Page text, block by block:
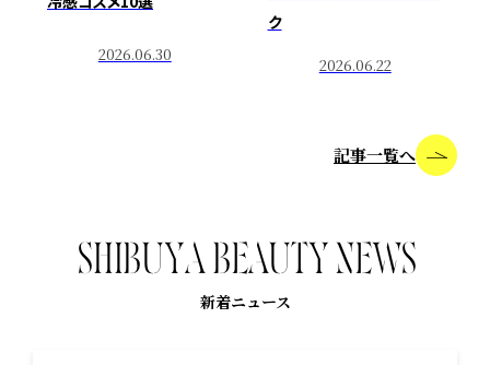
2026.06.30
ク
2026.06.22
記事一覧へ
SHIBU YA BEAU T Y NEWS
新着ニュース